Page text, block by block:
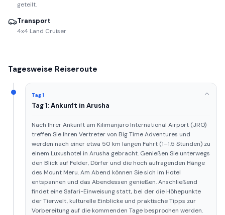
geteilt.
Transport
4x4 Land Cruiser
Tagesweise Reiseroute
Tag 1
Tag 1: Ankunft in Arusha
Nach Ihrer Ankunft am Kilimanjaro International Airport (JRO)
treffen Sie Ihren Vertreter von Big Time Adventures und
werden nach einer etwa 50 km langen Fahrt (1–1,5 Stunden) zu
einem Luxushotel in Arusha gebracht. Genießen Sie unterwegs
den Blick auf Felder, Dörfer und die hoch aufragenden Hänge
des Mount Meru. Am Abend können Sie sich im Hotel
entspannen und das Abendessen genießen. Anschließend
findet eine Safari-Einweisung statt, bei der die Höhepunkte
der Tierwelt, kulturelle Einblicke und praktische Tipps zur
Vorbereitung auf die kommenden Tage besprochen werden.